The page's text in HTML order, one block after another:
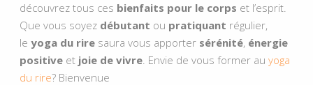
découvrez tous ces bienfaits pour le corps et l’esprit.
Que vous soyez débutant ou pratiquant régulier,
le yoga du riresaura vous apporter sérénité, énergie
positiveet joie de vivre. Envie de vous former au yoga
du rire? Bienvenue